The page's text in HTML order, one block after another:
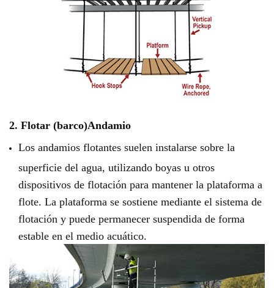
2. Flotar (barco)Andamio
Los andamios flotantes suelen instalarse sobre la
superficie del agua, utilizando boyas u otros
dispositivos de flotación para mantener la plataforma a
flote. La plataforma se sostiene mediante el sistema de
flotación y puede permanecer suspendida de forma
estable en el medio acuático.